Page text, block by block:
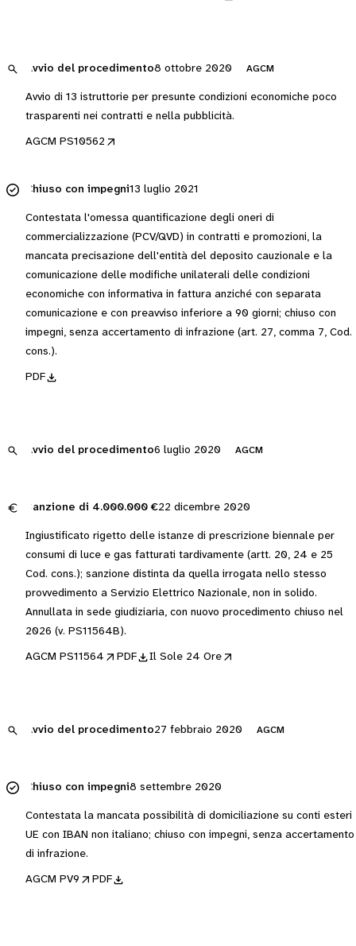
Avvio del procedimento8 ottobre 2020 AGCM
Avvio di 13 istruttorie per presunte condizioni economiche poco
trasparenti nei contratti e nella pubblicità.
AGCM PS10562
Chiuso con impegni13 luglio 2021
Contestata l'omessa quantificazione degli oneri di
commercializzazione (PCV/QVD) in contratti e promozioni, la
mancata precisazione dell'entità del deposito cauzionale e la
comunicazione delle modifiche unilaterali delle condizioni
economiche con informativa in fattura anziché con separata
comunicazione e con preavviso inferiore a 90 giorni; chiuso con
impegni, senza accertamento di infrazione (art. 27, comma 7, Cod.
cons.).
PDF
Avvio del procedimento6 luglio 2020 AGCM
Sanzione di 4.000.000 €22 dicembre 2020
Ingiustificato rigetto delle istanze di prescrizione biennale per
consumi di luce e gas fatturati tardivamente (artt. 20, 24 e 25
Cod. cons.); sanzione distinta da quella irrogata nello stesso
provvedimento a Servizio Elettrico Nazionale, non in solido.
Annullata in sede giudiziaria, con nuovo procedimento chiuso nel
2026 (v. PS11564B).
AGCM PS11564 PDF Il Sole 24 Ore
Avvio del procedimento27 febbraio 2020 AGCM
Chiuso con impegni8 settembre 2020
Contestata la mancata possibilità di domiciliazione su conti esteri
UE con IBAN non italiano; chiuso con impegni, senza accertamento
di infrazione.
AGCM PV9 PDF